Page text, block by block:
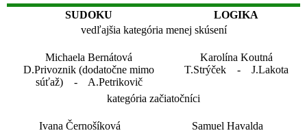
SUDOKU
LOGIKA
vedľajšia kategória menej skúsení
Michaela Bernátová
D.Privoznik (dodatočne mimo
súťaž) - A.Petrikovič
Karolína Koutná
T.Strýček - J.Lakota
kategória začiatočníci
Ivana Černošíková
Samuel Havalda